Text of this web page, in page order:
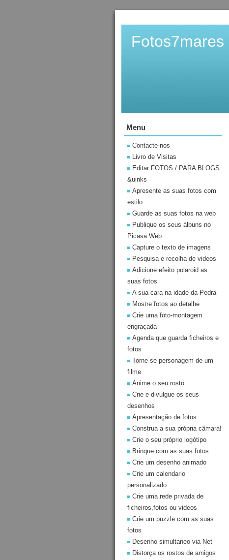
Fotos7mares
Menu
Contacte-nos
Livro de Visitas
Editar FOTOS / PARA BLOGS
&uinks
Apresente as suas fotos com
estilo
Guarde as suas fotos na web
Publique os seus álbuns no
Picasa Web
Capture o texto de imagens
Pesquisa e recolha de videos
Adicione efeito polaroid as
suas fotos
A sua cara na idade da Pedra
Mostre fotos ao detalhe
Crie uma foto-montagem
engraçada
Agenda que guarda ficheiros e
fotos
Torne-se personagem de um
filme
Anime o seu rosto
Crie e divulgue os seus
desenhos
Apresentação de fotos
Construa a sua própria câmara!
Crie o seu próprio logótipo
Brinque com as suas fotos
Crie um desenho animado
Crie um calendario
personalizado
Crie uma rede privada de
ficheiros,fotos ou videos
Crie um puzzle com as suas
fotos
Desenho simultaneo via Net
Distorça os rostos de amigos